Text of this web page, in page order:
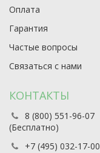
Оплата
Гарантия
Частые вопросы
Связаться с нами
КОНТАКТЫ
8 (800) 551-96-07
(Бесплатно)
+7 (495) 032-17-00